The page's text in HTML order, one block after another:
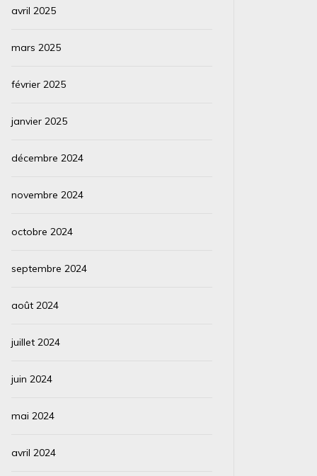
avril 2025
mars 2025
février 2025
janvier 2025
décembre 2024
novembre 2024
octobre 2024
septembre 2024
août 2024
juillet 2024
juin 2024
mai 2024
avril 2024